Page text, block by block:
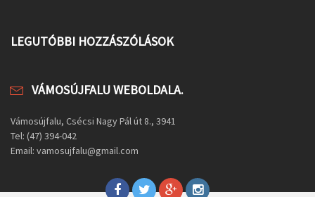
LEGUTÓBBI HOZZÁSZÓLÁSOK
VÁMOSÚJFALU WEBOLDALA.
Vámosújfalu, Csécsi Nagy Pál út 8., 3941
Tel: (47) 394-042
Email: vamosujfalu@gmail.com